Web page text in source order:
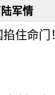
军情
住命门